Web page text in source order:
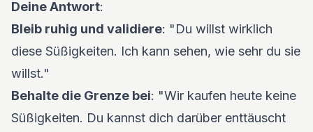
Deine Antwort:
Bleib ruhig und validiere: "Du willst wirklich
diese Süßigkeiten. Ich kann sehen, wie sehr du sie
willst."
Behalte die Grenze bei: "Wir kaufen heute keine
Süßigkeiten. Du kannst dich darüber enttäuscht